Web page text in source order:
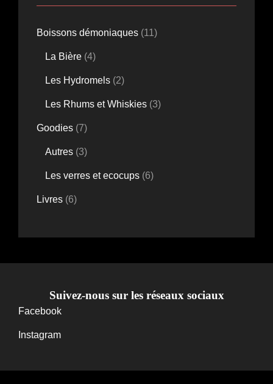
Boissons démoniaques 1111
La Bière 44
produits
Les Hydromels 22
produits
Les Rhums et Whiskies 33
Goodies 77
produits
Autres 33
produits
Les verres et ecocups 66
Livres 66
Suivez-nous sur les réseaux sociaux
Facebook
Instagram